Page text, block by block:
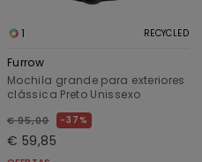
1 RECYCLED
Furrow
Mochila grande para exteriores
clássica Preto Unissexo
€ 95,00 37%
€ 59,85